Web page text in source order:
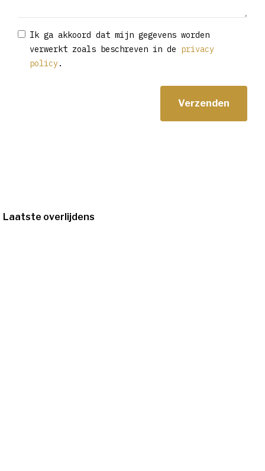
Ik ga akkoord dat mijn gegevens worden
verwerkt zoals beschreven in de privacy
policy.
Laatste overlijdens